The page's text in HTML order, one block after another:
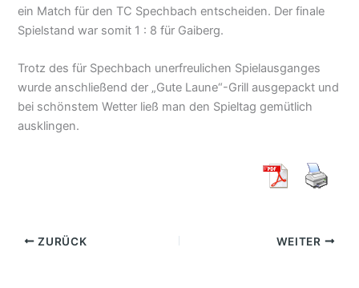
ein Match für den TC Spechbach entscheiden. Der finale
Spielstand war somit 1 : 8 für Gaiberg.
Trotz des für Spechbach unerfreulichen Spielausganges
wurde anschließend der „Gute Laune“-Grill ausgepackt und
bei schönstem Wetter ließ man den Spieltag gemütlich
ausklingen.
ZURÜCK WEITER